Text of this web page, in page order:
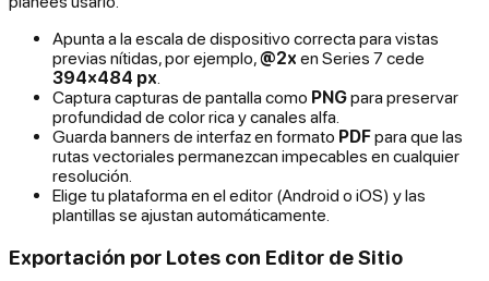
Apunta a la escala de dispositivo correcta para vistas
previas nítidas, por ejemplo,@2x en Series 7 cede
394×484 px
Captura capturas de pantalla como PNGpara preservar
profundidad de color rica y canales alfa.
Guarda banners de interfaz en formato PDFpara que las
rutas vectoriales permanezcan impecables en cualquier
resolución.
Elige tu plataforma en el editor (Android o iOS) y las
plantillas se ajustan automáticamente.
Exportación por Lotes con Editor de Sitio